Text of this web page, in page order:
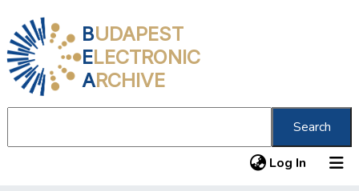
BUDAPEST
ELECTRONIC
ARCHIVE
Search
Log In (current)